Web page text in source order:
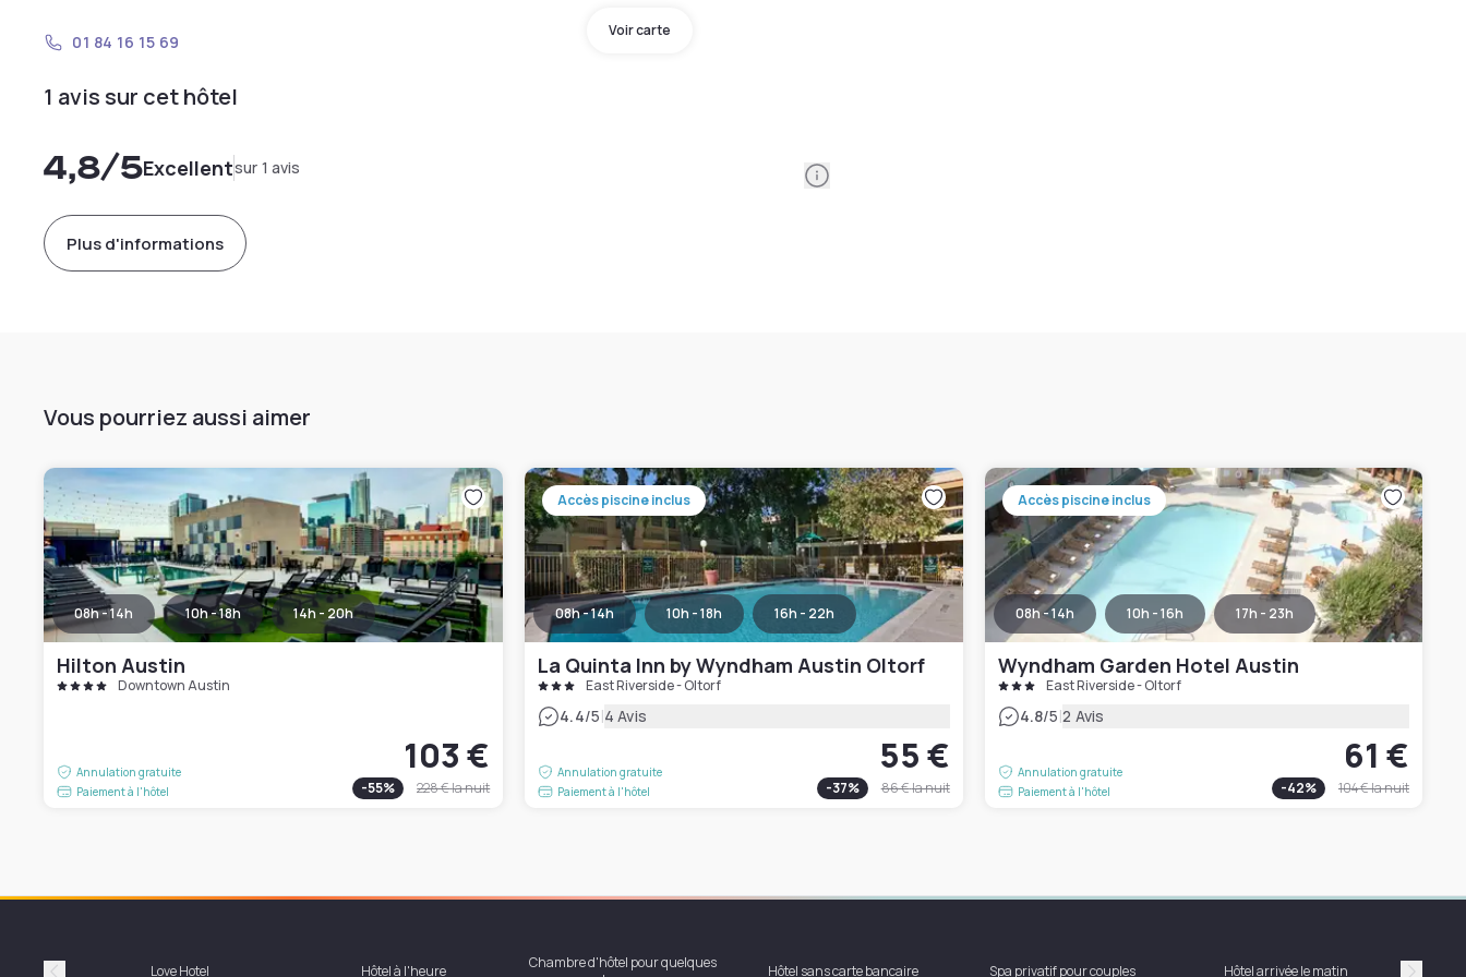
Voir carte
01 84 16 15 69
1 avis sur cet hôtel
4,8/5Excellentsur 1 avis Information
Plus d'informations
Vous pourriez aussi aimer
08h - 14h 10h - 18h 14h - 20h
Hilton Austin
Downtown Austin
Annulation gratuite
Paiement à l'hôtel
103 €
-55% 228 €la nuit
Accès piscine inclus
08h - 14h 10h - 18h 16h - 22h
La Quinta Inn by Wyndham Austin Oltorf
East Riverside - Oltorf
4.4/5|4 Avis
Annulation gratuite
Paiement à l'hôtel
55 €
-37% 86 €la nuit
Accès piscine inclus
08h - 14h 10h - 16h 17h - 23h
Wyndham Garden Hotel Austin
East Riverside - Oltorf
4.8/5|2 Avis
Annulation gratuite
Paiement à l'hôtel
61 €
-42% 104 €la nuit
Love Hotel Hôtel à l'heure
Chambre d'hôtel pour quelques
Hôtel sans carte bancaire Spa privatif pour couples Hôtel arrivée le matin